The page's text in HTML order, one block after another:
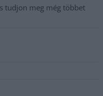
tudjon meg még többet